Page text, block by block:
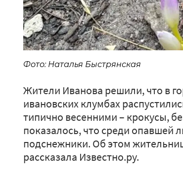
Фото: Наталья Быстрянская
Жители Иванова решили, что в
ивановских клумбах
типично весенними – крокусы,
показалось, что среди опавшей
подснежники. Об этом
рассказала Известно.ру.